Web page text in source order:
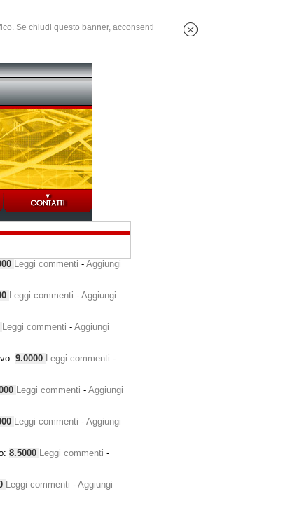
Se chiudi questo banner, acconsenti
Leggi commenti - Aggiungi
Leggi commenti - Aggiungi
Leggi commenti - Aggiungi
9.0000 Leggi commenti -
Leggi commenti - Aggiungi
Leggi commenti - Aggiungi
8.5000 Leggi commenti -
Leggi commenti - Aggiungi